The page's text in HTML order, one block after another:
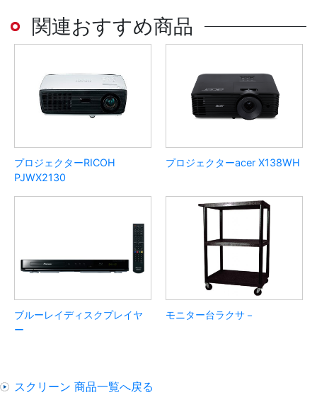
関連おすすめ商品
プロジェクターRICOH
PJWX2130
プロジェクターacer X138WH
ブルーレイディスクプレイヤ
ー
モニター台ラクサ－
スクリーン 商品一覧へ戻る